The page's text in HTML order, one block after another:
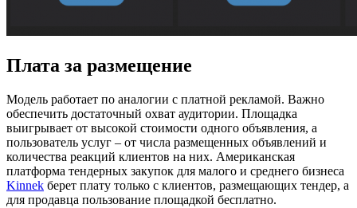
Плата за размещение
Модель работает по аналогии с платной рекламой. Важно
обеспечить достаточный охват аудитории. Площадка
выигрывает от высокой стоимости одного объявления, а
пользователь услуг – от числа размещенных объявлений и
количества реакций клиентов на них. Американская
платформа тендерных закупок для малого и среднего бизнеса
Kinnek берет плату только с клиентов, размещающих тендер, а
для продавца пользование площадкой бесплатно.